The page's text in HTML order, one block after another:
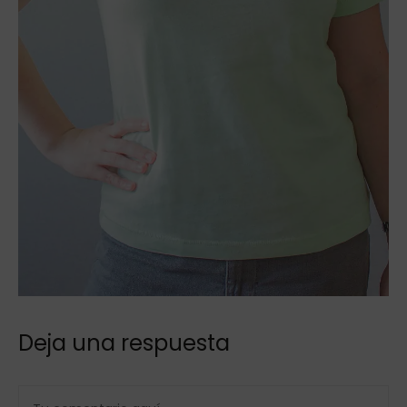
Deja una respuesta